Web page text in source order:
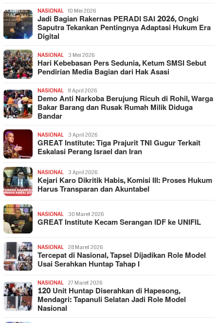
NASIONAL 10 Mei 2026
Jadi Bagian Rakernas PERADI SAI 2026, Ongki
Saputra Tekankan Pentingnya Adaptasi Hukum Era
Digital
NASIONAL 3 Mei 2026
Hari Kebebasan Pers Sedunia, Ketum SMSI Sebut
Pendirian Media Bagian dari Hak Asasi
NASIONAL 11 April 2026
Demo Anti Narkoba Berujung Ricuh di Rohil, Warga
Bakar Barang dan Rusak Rumah Milik Diduga
Bandar
NASIONAL 3 April 2026
GREAT Institute: Tiga Prajurit TNI Gugur Terkait
Eskalasi Perang Israel dan Iran
NASIONAL 3 April 2026
Kejari Karo Dikritik Habis, Komisi III: Proses Hukum
Harus Transparan dan Akuntabel
NASIONAL 30 Maret 2026
GREAT Institute Kecam Serangan IDF ke UNIFIL
NASIONAL 28 Maret 2026
Tercepat di Nasional, Tapsel Dijadikan Role Model
Usai Serahkan Huntap Tahap I
NASIONAL 27 Maret 2026
120 Unit Huntap Diserahkan di Hapesong,
Mendagri: Tapanuli Selatan Jadi Role Model
Nasional